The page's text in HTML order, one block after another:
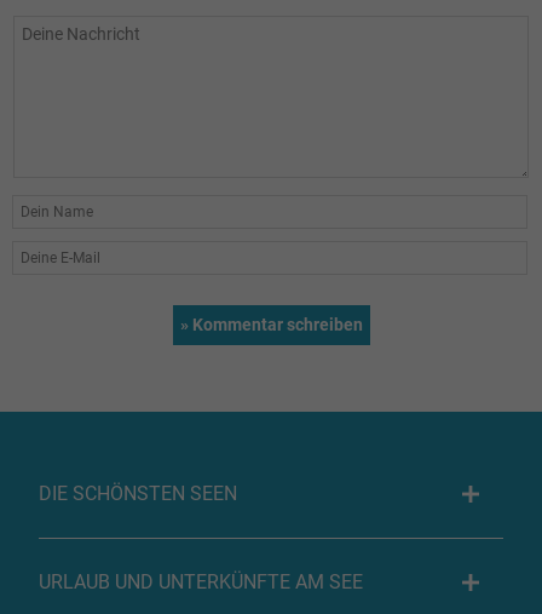
DIE SCHÖNSTEN SEEN
URLAUB UND UNTERKÜNFTE AM SEE